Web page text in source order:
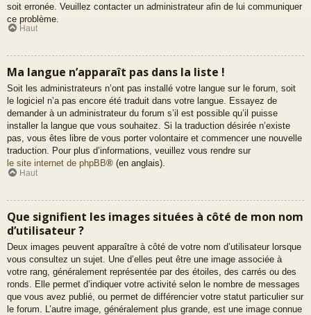
soit erronée. Veuillez contacter un administrateur afin de lui communiquer
ce problème.
Haut
Ma langue n’apparaît pas dans la liste !
Soit les administrateurs n’ont pas installé votre langue sur le forum, soit
le logiciel n’a pas encore été traduit dans votre langue. Essayez de
demander à un administrateur du forum s’il est possible qu’il puisse
installer la langue que vous souhaitez. Si la traduction désirée n’existe
pas, vous êtes libre de vous porter volontaire et commencer une nouvelle
traduction. Pour plus d’informations, veuillez vous rendre sur
le site internet de phpBB® (en anglais).
Haut
Que signifient les images situées à côté de mon nom
d’utilisateur ?
Deux images peuvent apparaître à côté de votre nom d’utilisateur lorsque
vous consultez un sujet. Une d’elles peut être une image associée à
votre rang, généralement représentée par des étoiles, des carrés ou des
ronds. Elle permet d’indiquer votre activité selon le nombre de messages
que vous avez publié, ou permet de différencier votre statut particulier sur
le forum. L’autre image, généralement plus grande, est une image connue